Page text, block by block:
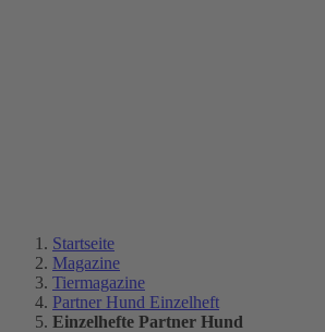
Startseite
Magazine
Tiermagazine
Partner Hund Einzelheft
Einzelhefte Partner Hund